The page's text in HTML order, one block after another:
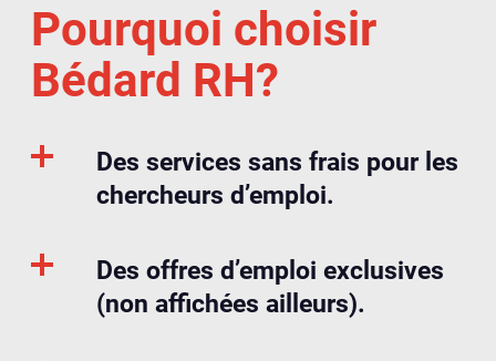
Pourquoi choisir
Bédard RH?
Des services sans frais pour les
chercheurs d’emploi.
Des offres d’emploi exclusives
(non affichées ailleurs).